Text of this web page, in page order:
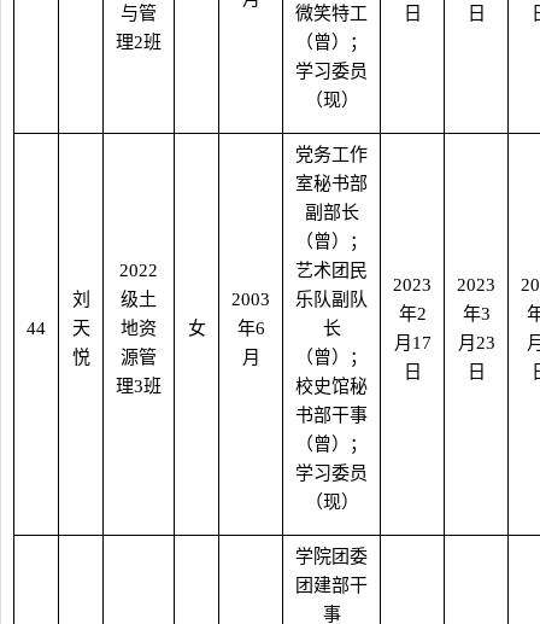
与管
理2班
微笑特工
（曾）；
学习委员
（现）
日 日
44
刘
天
悦
2022
级土
地资
源管
理3班
女
2003
年6
月
党务工作
室秘书部
副部长
（曾）；
艺术团民
乐队副队
长
（曾）；
校史馆秘
书部干事
（曾）；
学习委员
（现）
2023
年2
月 17
日
2023
年3
月 23
日
学院团委
团建部干
事